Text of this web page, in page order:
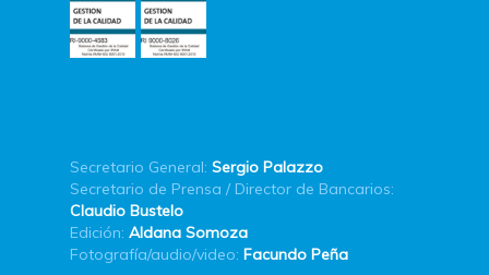
Secretario General: Sergio Palazzo
Secretario de Prensa / Director de Bancarios:
Claudio Bustelo
Edición: Aldana Somoza
Fotografía/audio/video: Facundo Peña